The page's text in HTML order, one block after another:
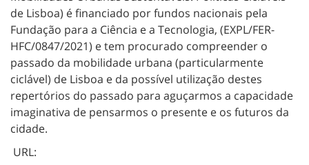
de Lisboa) é financiado por fundos nacionais pela
Fundação para a Ciência e a Tecnologia, (EXPL/FER-
HFC/0847/2021) e tem procurado compreender o
passado da mobilidade urbana (particularmente
ciclável) de Lisboa e da possível utilização destes
repertórios do passado para aguçarmos a capacidade
imaginativa de pensarmos o presente e os futuros da
cidade.
URL: